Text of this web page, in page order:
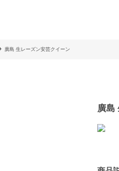
廣島 生レーズン安芸クイーン
廣島